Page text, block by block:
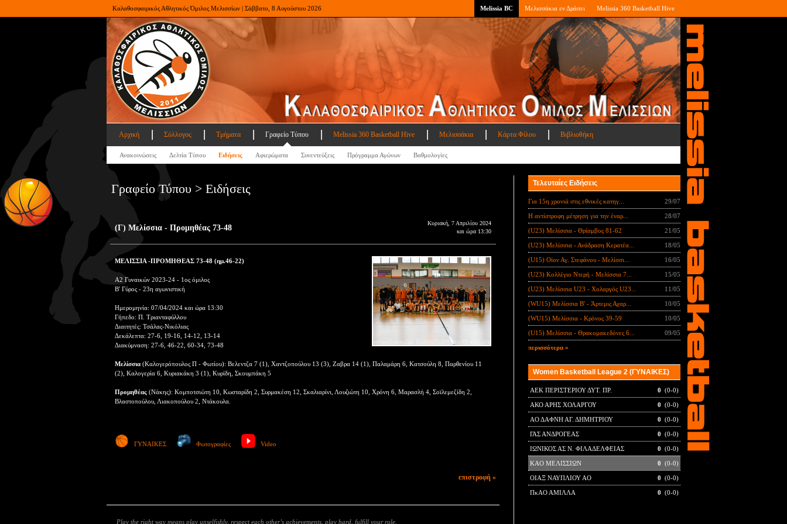
Καλαθοσφαιρικός Αθλητικός Όμιλος Μελισσίων | Σάββατο, 8 Αυγούστου 2026 Melissia BC Μελισσάκια εν Δράσει Melissia 360 Basketball Hive
Αρχική Σύλλογος Τμήματα Γραφείο Τύπου Melissia 360 Basketball Hive Μελισσάκια Κάρτα Φίλου Βιβλιοθήκη
Ανακοινώσεις Δελτία Τύπου Ειδήσεις Αφιερώματα Συνεντεύξεις Πρόγραμμα Αγώνων Βαθμολογίες
Γραφείο Τύπου > Ειδήσεις
(Γ) Μελίσσια - Προμηθέας 73-48
Κυριακή, 7 Απριλίου 2024
και ώρα 13:30
ΜΕΛΙΣΣΙΑ -ΠΡΟΜΗΘΕΑΣ 73-48 (ημ.46-22)
Α2 Γυναικών 2023-24 - 1ος όμιλος
Β' Γύρος - 23η αγωνιστική
Ημερομηνία: 07/04/2024 και ώρα 13:30
Γήπεδο: Π. Τριανταφύλλου
Διαιτητές: Τσάλας-Νικόλιας
Δεκάλεπτα: 27-6, 19-16, 14-12, 13-14
Διακύμναση: 27-6, 46-22, 60-34, 73-48
Μελίσσια (Καλογερόπουλος Π - Φωτίου): Βελεντζα 7 (1), Χαντζοπούλου 13 (3), Ζαβρα 14 (1), Παλαμάρη 6, Κατσούλη 8, Παρθενίου 11
(2), Καλογερία 6, Κυριακάκη 3 (1), Κυρίδη, Σκουμπάκη 5
Προμηθέας (Νάκης): Κομποτσιώτη 10, Κωσταρίδη 2, Συρμακέση 12, Σκαλιαρίνι, Λουζιώτη 10, Χρόνη 6, Μαρασλή 4, Σοϊλεμεζίδη 2,
Βλαστοπούλου, Λιακοπούλου 2, Ντάκουλα.
ΓΥΝΑΙΚΕΣ Φωτογραφίες Video
επιστροφή »
Play the right way means play unselfishly, respect each other’s achievements, play hard, fulfill your role.
Τελευταίες Ειδήσεις
Για 15η χρονιά στις εθνικές κατηγ... 29/07
Η αντίστροφη μέτρηση για την έναρ... 28/07
(U23) Μελίσσια - Θρίαμβος 81-62 21/05
(U23) Μελίσσια - Ανάδραση Κερατέα... 18/05
(U15) Οίον Αγ. Στεφάνου - Μελίσσι... 16/05
(U23) Κολλέγιο Ντερή - Μελίσσια 7... 15/05
(U23) Μελίσσια U23 - Χολαργός U23... 11/05
(WU15) Μελίσσια B' - Άρτεμις Αχαρ... 10/05
(WU15) Μελίσσια - Κρόνος 39-59 10/05
(U15) Μελίσσια - Θρακομακεδόνες 6... 09/05
περισσότερα »
Women Basketball League 2 (ΓΥΝΑΙΚΕΣ)
ΑΕΚ ΠΕΡΙΣΤΕΡΙΟΥ ΔΥΤ. ΠΡ. 0 (0-0)
ΑΚΟ ΑΡΗΣ ΧΟΛΑΡΓΟΥ 0 (0-0)
ΑΟ ΔΑΦΝΗ ΑΓ. ΔΗΜΗΤΡΙΟΥ 0 (0-0)
ΓΑΣ ΑΝΔΡΟΓΕΑΣ 0 (0-0)
ΙΩΝΙΚΟΣ ΑΣ Ν. ΦΙΛΑΔΕΛΦΕΙΑΣ 0 (0-0)
ΚΑΟ ΜΕΛΙΣΣΙΩΝ 0 (0-0)
ΟΙΑΞ ΝΑΥΠΛΙΟΥ ΑΟ 0 (0-0)
ΠκΑΟ ΑΜΙΛΛΑ 0 (0-0)